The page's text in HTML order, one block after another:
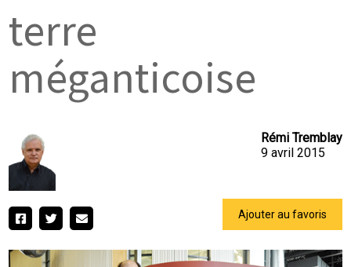
terre
méganticoise
Rémi Tremblay
9 avril 2015
Ajouter au favoris